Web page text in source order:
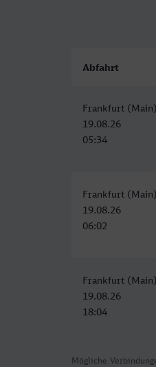
Mögliche
Abfahrt
Frankfurt
19.08.26
05:34
Frankfurt
19.08.26
06:02
Frankfurt
19.08.26
18:04